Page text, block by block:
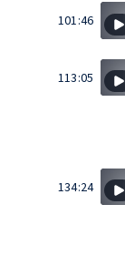
101:46
113:05
134:24